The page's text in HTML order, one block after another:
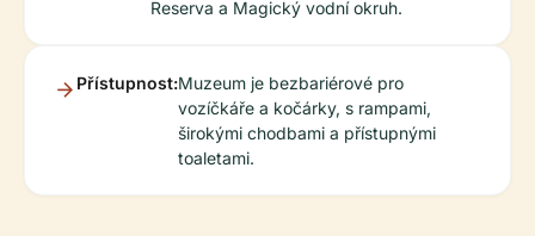
Reserva a Magický vodní okruh.
Přístupnost:Muzeum je bezbariérové pro
vozíčkáře a kočárky, s rampami,
širokými chodbami a přístupnými
toaletami.